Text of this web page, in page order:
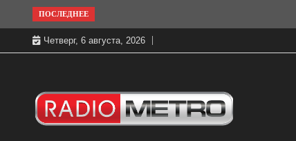
to
content
ПОСЛЕДНЕЕ
Четверг, 6 августа, 2026